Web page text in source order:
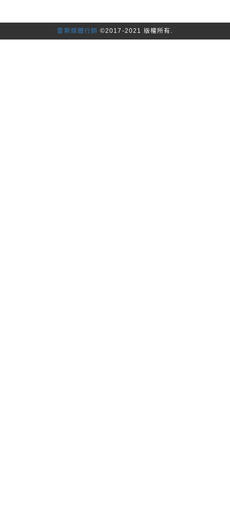
雷斯媒體行銷 ©2017-2021 版權所有.